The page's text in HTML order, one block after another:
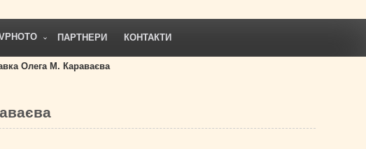
ПАРТНЕРИ КОНТАКТИ
Олега М. Караваєва